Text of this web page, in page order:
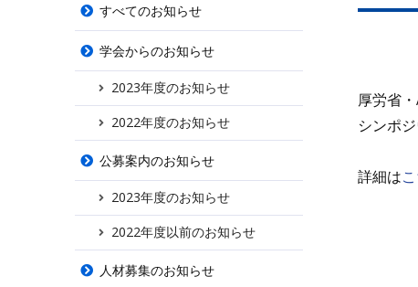
すべてのお知らせ
学会からのお知らせ
2023年度のお知らせ
2022年度のお知らせ
公募案内のお知らせ
2023年度のお知らせ
2022年度以前のお知らせ
人材募集のお知らせ
厚労省
シンポ
詳細は